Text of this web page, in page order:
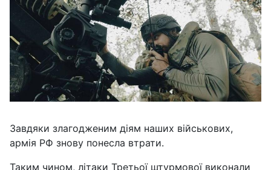
Завдяки злагодженим діям наших військових,
армія РФ знову понесла втрати.
Таким чином, літаки Третьої штурмової виконали